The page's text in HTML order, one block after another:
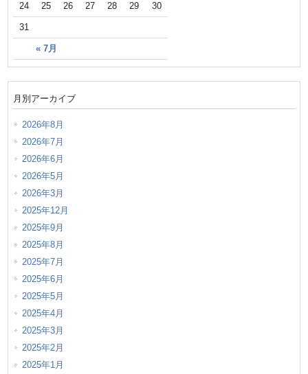
« 7月
24 25 26 27 28 29 30
31
月別アーカイブ
2026年8月
2026年7月
2026年6月
2026年5月
2026年3月
2025年12月
2025年9月
2025年8月
2025年7月
2025年6月
2025年5月
2025年4月
2025年3月
2025年2月
2025年1月